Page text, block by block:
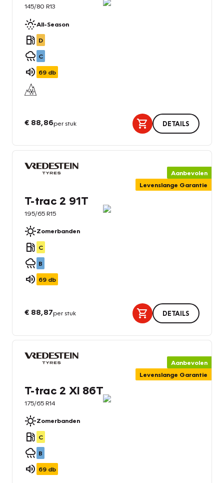
145/80 R13
All-Season
D
C
69 db
€ 88,86per stuk DETAILS
Aanbevolen
Levenslange Garantie
T-trac 2 91T
195/65 R15
Zomerbanden
C
B
69 db
€ 88,87per stuk DETAILS
Aanbevolen
Levenslange Garantie
T-trac 2 Xl 86T
175/65 R14
Zomerbanden
C
B
69 db